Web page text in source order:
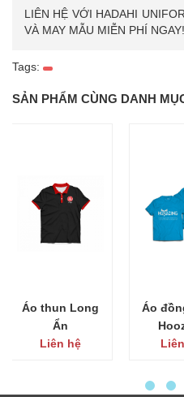
LIÊN HỆ VỚI HADAHI
VÀ MAY MẪU MIỄN PHÍ NGAY!
Tags:
SẢN PHẨM CÙNG DANH
Áo thun Long
Ẩn
Liên hệ
Áo